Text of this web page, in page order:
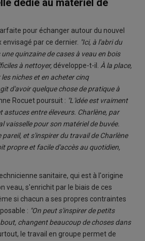
dédié au matériel de
pour échanger autour du nouvel
envisagé par ce dernier. "Ici, à l'abri du
quinzaine de cases à veau en bois
à nettoyer, développe-t-il. À la place,
niches et en acheter cinq
d'avoir quelque chose de pratique à
Rocuet poursuit : "L'idée est vraiment
astuces entre éleveurs. Charlène, par
vaisselle pour son matériel de buvée.
et s'inspirer du travail de Charlène
propre et facile d'accès au quotidien,
sanitaire, qui est à l'origine
veau, s'enrichit par le biais de ces
si chacun a ses propres contraintes
: "On peut s'inspirer de petits
changent beaucoup de choses dans
le travail en groupe permet de